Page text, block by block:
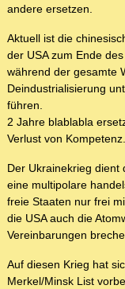
andere ersetzen.
Aktuell ist die
der USA zum Ende
während der gesamte
Deindustrialisierung
führen.
2 Jahre blablabla
Verlust von Kompetenz.
Der Ukrainekrieg dient
eine multipolare
freie Staaten nur frei
die USA auch die
Vereinbarungen
Auf diesen Krieg hat
Merkel/Minsk List